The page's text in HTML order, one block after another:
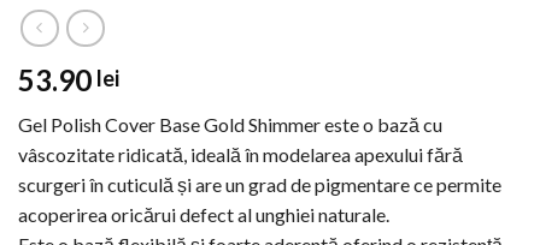
53.90 lei
Gel Polish Cover Base Gold Shimmer este o bază cu
vâscozitate ridicată, ideală în modelarea apexului fără
scurgeri în cuticulă și are un grad de pigmentare ce permite
acoperirea oricărui defect al unghiei naturale.